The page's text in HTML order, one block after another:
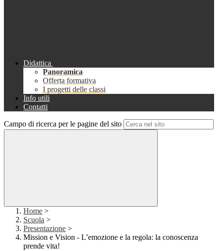
Didattica
Panoramica
Offerta formativa
I progetti delle classi
Info utili
Contatti
Campo di ricerca per le pagine del sito
Home >
Scuola >
Presentazione >
Mission e Vision - L’emozione e la regola: la conoscenza
prende vita!